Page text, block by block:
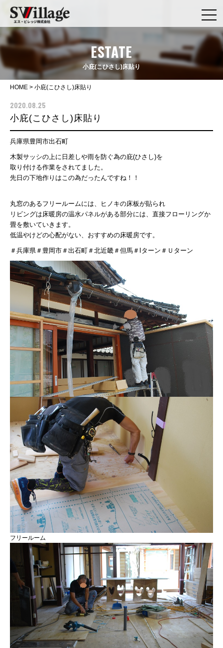
ESTATE
小庇(こひさし)床貼り
HOME > 小庇(こひさし)床貼り
2020.08.25
小庇(こひさし)床貼り
兵庫県豊岡市出石町
木製サッシの上に日差しや雨を防ぐ為の庇(ひさし)を
取り付ける作業をされてました。
先日の下地作りはこの為だったんですね！！
丸窓のあるフリールームには、ヒノキの床板が貼られ
リビングは床暖房の温水パネルがある部分には、直接フローリングか
畳を敷いていきます。
低温やけどの心配がない、おすすめの床暖房です。
＃兵庫県＃豊岡市＃出石町＃北近畿＃但馬＃Iターン＃Ｕターン
フリールーム